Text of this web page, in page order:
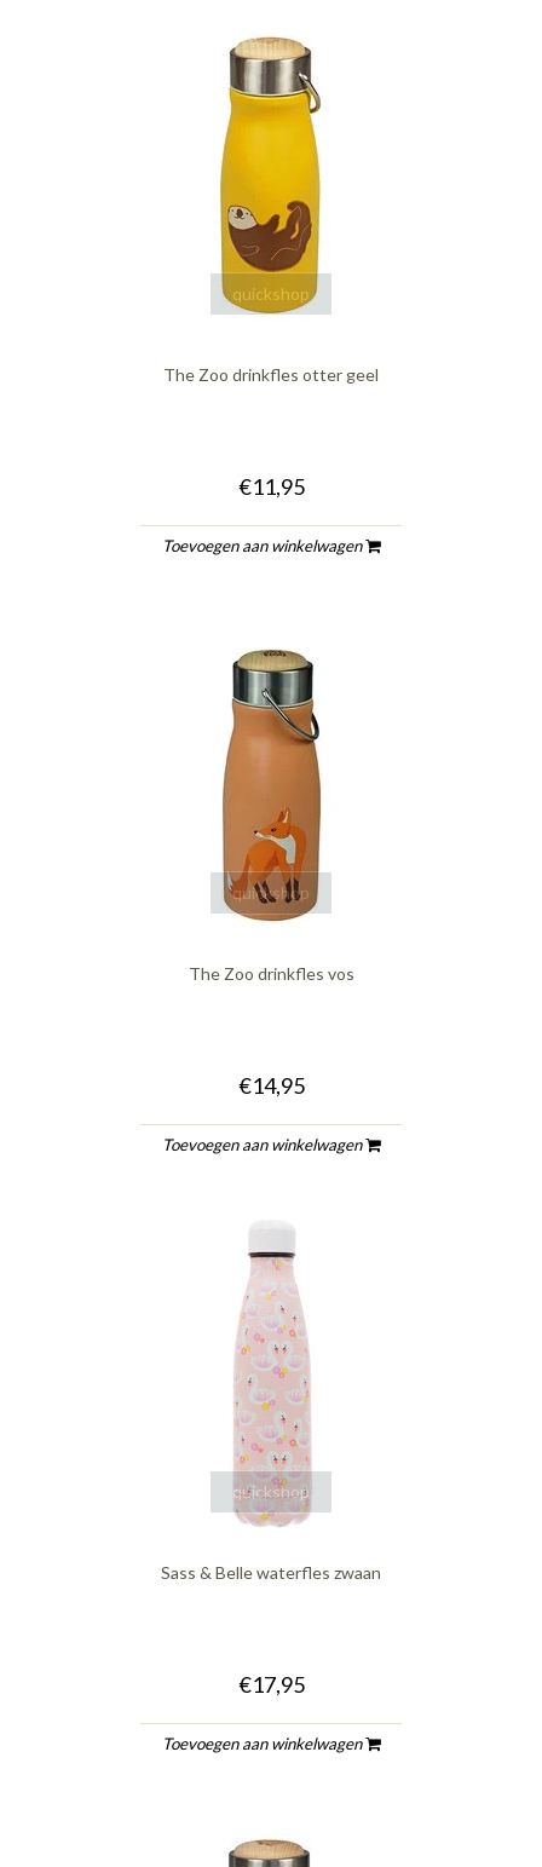
quickshop
The Zoo drinkfles otter geel
€11,95
Toevoegen aan winkelwagen
quickshop
The Zoo drinkfles vos
€14,95
Toevoegen aan winkelwagen
quickshop
Sass & Belle waterfles zwaan
€17,95
Toevoegen aan winkelwagen